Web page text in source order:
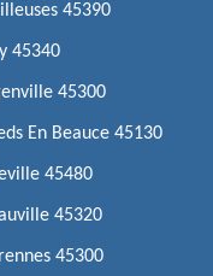
45390
45340
45300
En Beauce 45130
45480
45320
45300